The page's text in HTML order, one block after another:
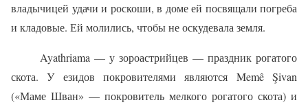
владычицей удачи и роскоши, в доме ей посвящали погреба
и кладовые. Ей молились, чтобы не оскудевала земля.
Ayathriama — у зороастрийцев — праздник рогатого
скота. У езидов покровителями являются Memê Şivan
(«Маме Шван» — покровитель мелкого рогатого скота) и